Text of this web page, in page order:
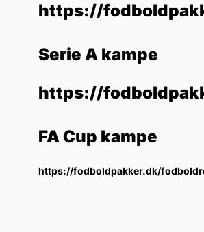
https://
Serie A kampe
https://
FA Cup kampe
https://fodboldpakker.dk/